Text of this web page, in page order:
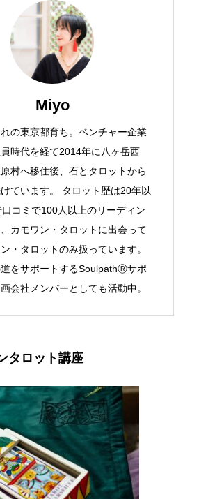
Miyo
の東京都育ち。ベンチャー企業
時代を経て2014年に八ヶ岳西
村へ移住後、石とタロットから
ています。 タロット歴は20年以
口コミで100人以上のリーディン
カモワン・タロットに出会って
・タロットのみ扱っています。
をサポートするSoulpathⓇサポ
会社メンバーとしても活動中。
タロット講座